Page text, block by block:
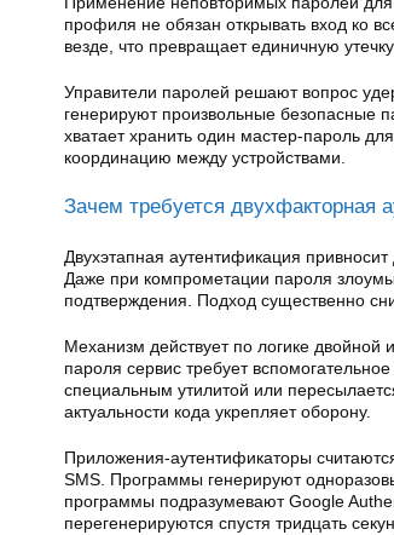
профиля не обязан открывать вход ко
везде, что превращает единичную
Управители паролей решают вопрос
генерируют произвольные безопасные
хватает хранить один мастер-пароль
координацию между устройствами.
Зачем требуется двухфакторная
Двухэтапная аутентификация
Даже при компрометации пароля
подтверждения. Подход существенно
Механизм действует по логике двойной
пароля сервис требует
специальным утилитой или
актуальности кода укрепляет оборону.
Приложения-аутентификаторы
SMS. Программы генерируют
программы подразумевают Google
перегенерируются спустя тридцать